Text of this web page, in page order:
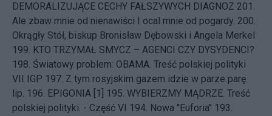
DEMORALIZUJĄCE CECHY FAŁSZYWYCH DIAGNOZ 201.
Ale zbaw mnie od nienawiści I ocal mnie od pogardy. 200.
Okrągły Stół, biskup Bronisław Dębowski i Angela Merkel
199. KTO TRZYMAŁ SMYCZ – AGENCI CZY DYSYDENCI?
198. Światowy problem: OBAMA. Treść polskiej polityki
VII IGP 197. Z tym rosyjskim gazem idzie w parze parę
lip. 196. EPIGONIA [1] 195. WYBIERZMY MĄDRZE. Treść
polskiej polityki. - Część VI 194. Nowa "Euforia" 193.